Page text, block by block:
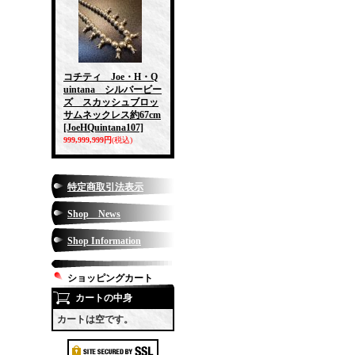
コチティ Joe・H・Q
uintana シルバービー
ズ スカッシュブロッ
サムネックレス約67cm
[JoeHQuintana107]
999,999,999円(税込)
特定商取引法表示
Shop News
Shop Information
ショッピングカート
カートの中身
カートは空です。